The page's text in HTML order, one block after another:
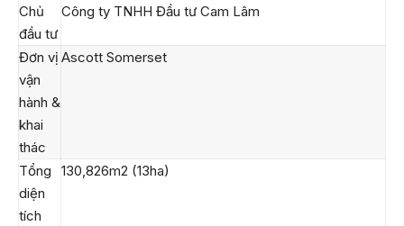
Chủ
đầu tư
Công ty TNHH Đầu tư Cam Lâm
Đơn vị
vận
hành &
khai
thác
Ascott Somerset
Tổng
diện
tích
130,826m2 (13ha)